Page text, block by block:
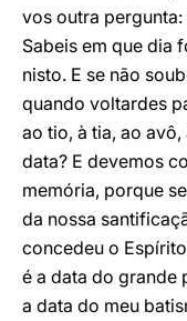
vos outra
Sabeis em que dia
nisto. E se não
quando voltardes
ao tio, à tia, ao
data? E devemos
memória, porque
da nossa
concedeu o
é a data do grande
a data do meu